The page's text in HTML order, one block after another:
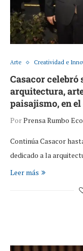
Arte Creatividad e
Casacor celebró
arquitectura,
paisajismo, en
PorPrensa Rumbo
Continúa Casacor
dedicado a la
Leer más